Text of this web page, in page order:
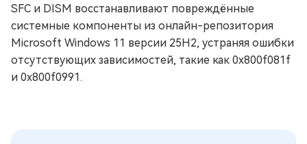
SFC и DISM восстанавливают повреждённые
системные компоненты из онлайн-репозитория
Microsoft Windows 11 версии 25H2, устраняя ошибки
отсутствующих зависимостей, такие как 0x800f081f
и 0x800f0991.